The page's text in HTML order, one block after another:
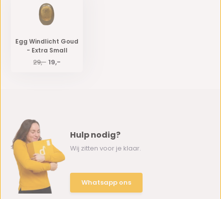
Egg Windlicht Goud
- Extra Small
29,- 19,-
Hulp nodig?
Wij zitten voor je klaar.
Whatsapp ons